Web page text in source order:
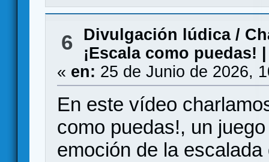
6 Divulgación lúdica/
¡Escala como puedas!
« en: 25 de Junio de 2026,
En este vídeo
como puedas!, un
emoción de la